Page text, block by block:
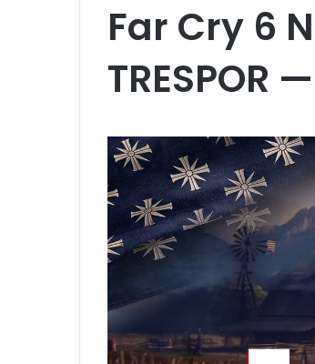
Far Cry 6
TRESPOR